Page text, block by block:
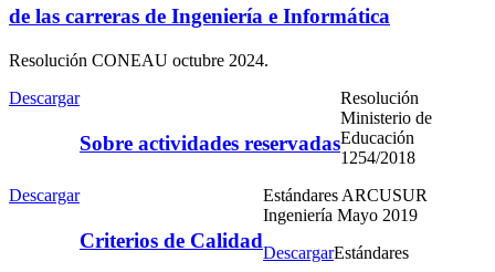
de las carreras de Ingeniería e Informática
Resolución CONEAU octubre 2024.
Descargar
Sobre actividades reservadas
Resolución
Ministerio de
Educación
1254/2018
Descargar
Criterios de Calidad
Estándares ARCUSUR
Ingeniería Mayo 2019
DescargarEstándares